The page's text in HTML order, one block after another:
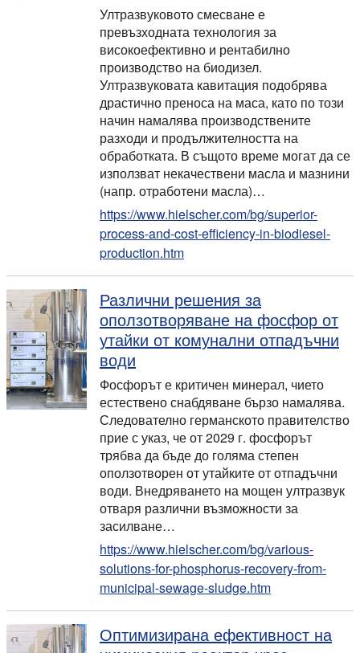
Ултразвуковото смесване е
превъзходната технология за
високоефективно и рентабилно
производство на биодизел.
Ултразвуковата кавитация подобрява
драстично преноса на маса, като по този
начин намалява производствените
разходи и продължителността на
обработката. В същото време могат да се
използват некачествени масла и мазнини
(напр. отработени масла)…
https://www.hielscher.com/bg/superior-
process-and-cost-efficiency-in-biodiesel-
production.htm
Различни решения за
оползотворяване на фосфор от
утайки от комунални отпадъчни
води
Фосфорът е критичен минерал, чието
естествено снабдяване бързо намалява.
Следователно германското правителство
прие с указ, че от 2029 г. фосфорът
трябва да бъде до голяма степен
оползотворен от утайките от отпадъчни
води. Внедряването на мощен ултразвук
отваря различни възможности за
засилване…
https://www.hielscher.com/bg/various-
solutions-for-phosphorus-recovery-from-
municipal-sewage-sludge.htm
Оптимизирана ефективност на